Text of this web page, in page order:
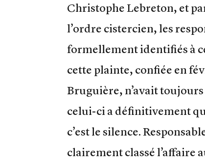
Christophe Lebreton, et
l’ordre cistercien, les
formellement identifiés à
cette plainte, confiée en
Bruguière, n’avait
celui-ci a définitivement
c’est le silence.
clairement classé l’affaire